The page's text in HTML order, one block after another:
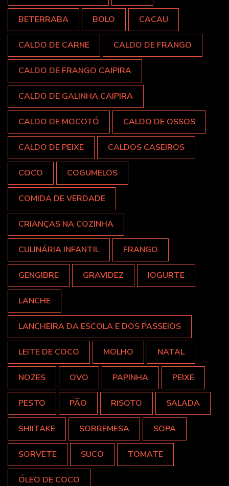
BETERRABA BOLO CACAU
CALDO DE CARNE CALDO DE FRANGO
CALDO DE FRANGO CAIPIRA
CALDO DE GALINHA CAIPIRA
CALDO DE MOCOTÓ CALDO DE OSSOS
CALDO DE PEIXE CALDOS CASEIROS
COCO COGUMELOS
COMIDA DE VERDADE
CRIANÇAS NA COZINHA
CULINÁRIA INFANTIL FRANGO
GENGIBRE GRAVIDEZ IOGURTE
LANCHE
LANCHEIRA DA ESCOLA E DOS PASSEIOS
LEITE DE COCO MOLHO NATAL
NOZES OVO PAPINHA PEIXE
PESTO PÃO RISOTO SALADA
SHIITAKE SOBREMESA SOPA
SORVETE SUCO TOMATE
ÓLEO DE COCO